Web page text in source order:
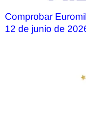
Comprobar
12 de junio de